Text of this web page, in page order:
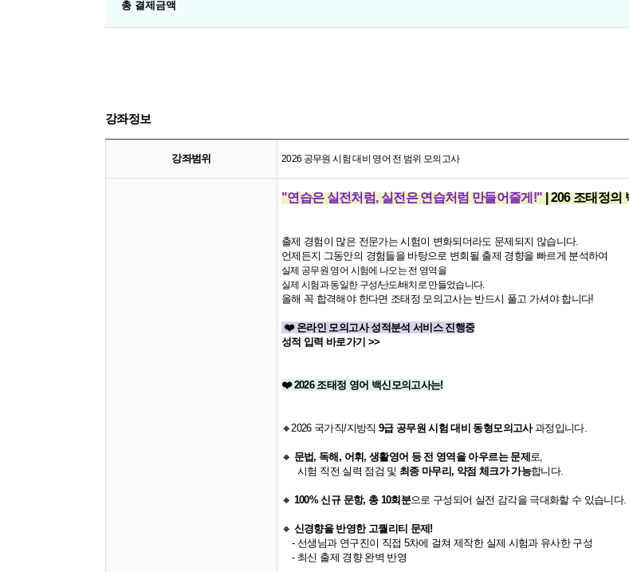
총 결제금액
강좌정보
강좌범위 2026 공무원 시험 대비 영어 전 범위 모의고사
"연습은 실전처럼, 실전은 연습처럼 만들어줄게!" | 206 조태정의
출제 경험이 많은 전문가는 시험이 변화되더라도 문제되지 않습니다.
언제든지 그동안의 경험들을 바탕으로 변회될 출제 경향을 빠르게 분석하여
실제 공무원 영어 시험에 나오는 전 영역을
실제 시험과 동일한 구성/난도/배치로 만들었습니다.
올해 꼭 합격해야 한다면 조태정 모의고사는 반드시 풀고 가셔야 합니다!
❤️ 온라인 모의고사 성적분석 서비스 진행중
​성적 입력 바로가기 >>
❤️ 2026 조태정 영어 백신모의고사는!
🔸2026 국가직/지방직 9급 공무원 시험 대비 동형모의고사과정입니다.
🔸 문법, 독해, 어휘, 생활영어 등 전 영역을 아우르는 문제 로,
시험 직전 실력 점검 및 ​ 최종 마무리, 약점 체크가 가능합니다.
🔸 100% 신규 문항, 총 10회분으로 구성되어 실전 감각을 극대화할 수 있습니다.
🔸 신경향을 반영한 고퀄리티 문제!
- 선생님과 연구진이 직접 5차에 걸쳐 제작한 실제 시험과 유사한 구성​
- 최신 출제 경향 완벽 반영